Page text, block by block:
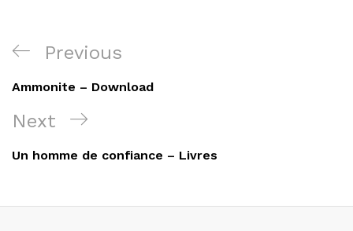
Navigation
de
l’article
Previous
Post
Previous
Ammonite – Download
Next
Post
Next
Un homme de confiance – Livres